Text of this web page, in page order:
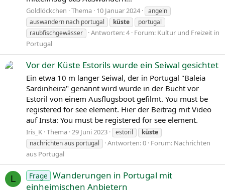
Goldlöckchen Thema 10 Januar 2024
angeln
auswandern nach portugal
küste
portugal
raubfischgewässer
Antworten: 4 Forum: Kultur und Freizeit in
Portugal
Vor der Küste Estorils wurde ein Seiwal gesichtet
Ein etwa 10 m langer Seiwal, der in Portugal "Baleia
Sardinheira" genannt wird wurde in der Bucht vor
Estoril von einem Ausflugsboot gefilmt. You must be
registered for see element. Hier der Beitrag mit Video
auf Insta: You must be registered for see element.
Iris_K Thema 29 Juni 2023 estoril
küste
nachrichten aus portugal
Antworten: 0 Forum: Nachrichten
aus Portugal
L Frage Wanderungen in Portugal mit
einheimischen Anbietern